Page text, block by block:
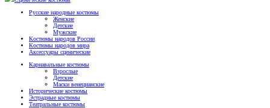
Русские народные костюмы
Женские
Детские
Мужские
Костюмы народов России
Костюмы народов мира
Аксессуары сценические
Карнавальные костюмы
Взрослые
Детские
Маски венецианские
Исторические костюмы
Эстрадные костюмы
Театральные костюмы